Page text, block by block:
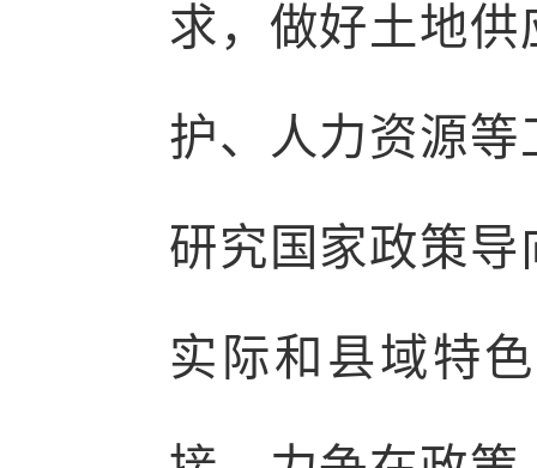
求，做好土地
护、人力资源
研究国家政策
实际和县域特